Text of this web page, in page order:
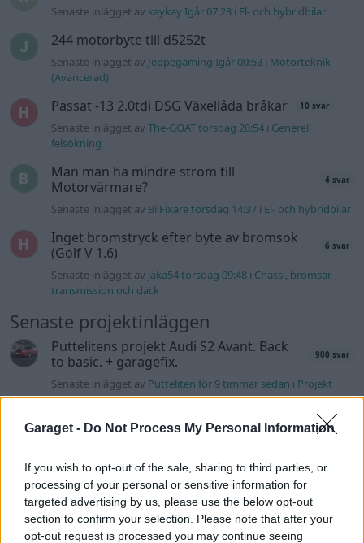
Garaget - Do Not Process My Personal Information
If you wish to opt-out of the sale, sharing to third parties, or
processing of your personal or sensitive information for
targeted advertising by us, please use the below opt-out
section to confirm your selection. Please note that after your
opt-out request is processed you may continue seeing
Senaste inlägget av kaykay Igår 07:23 i El- och hybridbilar
244 motorbyte till d5252t
Senaste inlägget av Jeppegaming Igår 00:53 i Motorteknik
(Avancerad)
Passat -13 2.0tdi DSG Växellåda bråkar 10 svar
Senaste inlägget avThe-GOAT torsdag 20:54 i Generell
felsökning
Man man ha mindre ström till
Motorvärmare?
4 svar
Senaste inlägget av BilFixare torsdag 14:37 i El- och hybridbilar
Inget bromstryck efter byte av bromsok
(Golf V 1.6)
6 svar
Senaste inlägget av jaka54 torsdag 09:48 i Chassi, bromsar,
transmission och däck
Senaste projektinläggen
Puttelitens projekt Audi S2 Avant. Back
to basic. + garagefix.
900 svar
Senaste inlägget av Putteliten för 9 timmar sedan i Projekt
med JDM inspiration.
14 svar
Projekt
Manta b som ska räddas (kaross eller
delar sökes)
Senaste inlägget avTyfors torsdag 23:25iProjekt